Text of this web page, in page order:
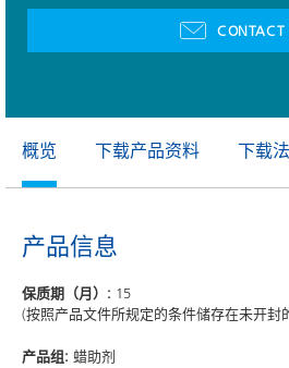
CONTACT
概览 下载产品资料 下载
产品信息
保质期（月）: 15
(按照产品文件所规定的条件储存在未开封
产品组: 蜡助剂